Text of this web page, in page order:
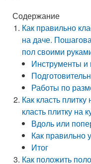
Содержание
Как правильно
на даче.
пол своими
Инструменты
Работы по
Как класть
класть плитку на
Вдоль или
Как правильно
Итог
Как положить